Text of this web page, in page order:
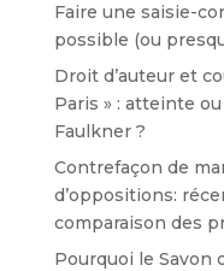
Faire une saisie-
possible (ou
Droit d’auteur et
Paris » : atteinte
Faulkner ?
Contrefaçon de
d’oppositions:
comparaison des
Pourquoi le Savon